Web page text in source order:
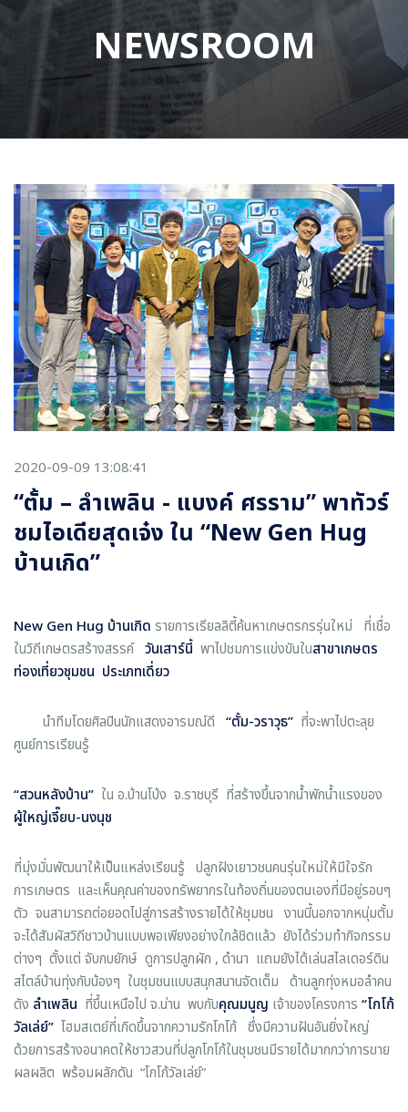
NEWSROOM
2020-09-09 13:08:41
“ตั้ม – ลำเพลิน - แบงค์ ศรราม” พาทัวร์
ชมไอเดียสุดเจ๋ง ใน “New Gen Hug
บ้านเกิด”
New Gen Hug บ้านเกิด รายการเรียลลิตี้ค้นหาเกษตรกรรุ่นใหม่ ที่เชื่อ
ในวิถีเกษตรสร้างสรรค์ วันเสาร์นี้ พาไปชมการแข่งขันในสาขาเกษตร
ท่องเที่ยวชุมชน ประเภทเดี่ยว
นำทีมโดยศิลปินนักแสดงอารมณ์ดี “ตั้ม-วราวุธ” ที่จะพาไปตะลุย
ศูนย์การเรียนรู้
“สวนหลังบ้าน” ใน อ.บ้านโป่ง จ.ราชบุรี ที่สร้างขึ้นจากน้ำพักน้ำแรงของ
ผู้ใหญ่เจี๊ยบ-นงนุช
ที่มุ่งมั่นพัฒนาให้เป็นแหล่งเรียนรู้ ปลูกฝังเยาวชนคนรุ่นใหม่ให้มีใจรัก
การเกษตร และเห็นคุณค่าของทรัพยากรในท้องถิ่นของตนเองที่มีอยู่รอบๆ
ตัว จนสามารถต่อยอดไปสู่การสร้างรายได้ให้ชุมชน งานนี้นอกจากหนุ่มตั้ม
จะได้สัมผัสวิถีชาวบ้านแบบพอเพียงอย่างใกล้ชิดแล้ว ยังได้ร่วมทำกิจกรรม
ต่างๆ ตั้งแต่ จับกบยักษ์ ดูการปลูกผัก , ดำนา แถมยังได้เล่นสไลเดอร์ดิน
สไตล์บ้านทุ่งกับน้องๆ ในชุมชนแบบสนุกสนานจัดเต็ม ด้านลูกทุ่งหมอลำคน
ดัง ลำเพลิน ที่ขึ้นเหนือไป จ.น่าน พบกับคุณมนูญ เจ้าของโครงการ “โกโก้
วัลเล่ย์” โฮมสเตย์ที่เกิดขึ้นจากความรักโกโก้ ซึ่งมีความฝันอันยิ่งใหญ่
ด้วยการสร้างอนาคตให้ชาวสวนที่ปลูกโกโก้ในชุมชนมีรายได้มากกว่าการขาย
ผลผลิต พร้อมผลักดัน “โกโก้วัลเล่ย์”